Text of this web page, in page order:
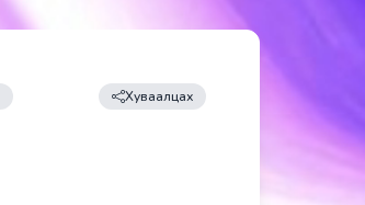
Хуваалцах